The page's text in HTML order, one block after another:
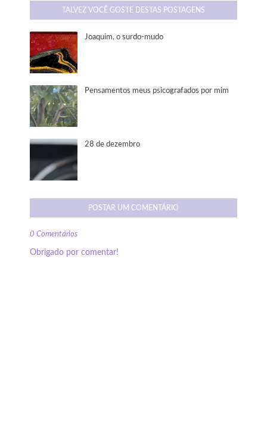
TALVEZ VOCÊ GOSTE DESTAS POSTAGENS
Joaquim, o surdo-mudo
Pensamentos meus psicografados por mim
28 de dezembro
POSTAR UM COMENTÁRIO
0 Comentários
Obrigado por comentar!